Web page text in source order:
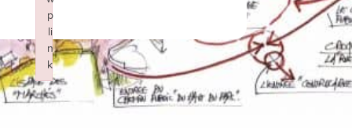
p
li
n
k
Failed to initialize plugin: wplink